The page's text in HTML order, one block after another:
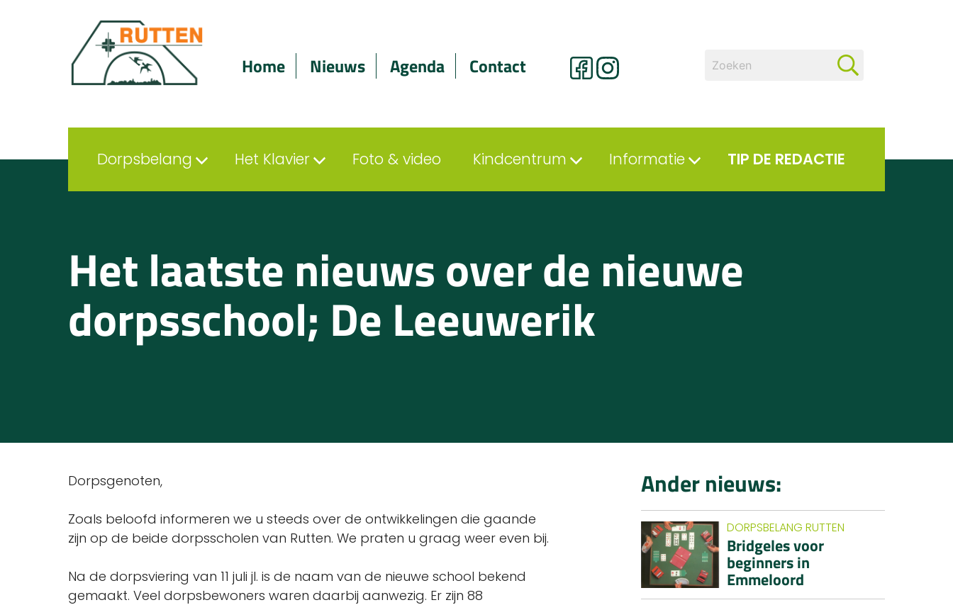
Home Nieuws Agenda Contact
Dorpsbelang Het Klavier Foto & video Kindcentrum Informatie TIP DE REDACTIE
Het laatste nieuws over de nieuwe
dorpsschool; De Leeuwerik
Dorpsgenoten,
Zoals beloofd informeren we u steeds over de ontwikkelingen die gaande
zijn op de beide dorpsscholen van Rutten. We praten u graag weer even bij.
Na de dorpsviering van 11 juli jl. is de naam van de nieuwe school bekend
gemaakt. Veel dorpsbewoners waren daarbij aanwezig. Er zijn 88
Ander nieuws:
DORPSBELANG RUTTEN
Bridgeles voor
beginners in
Emmeloord